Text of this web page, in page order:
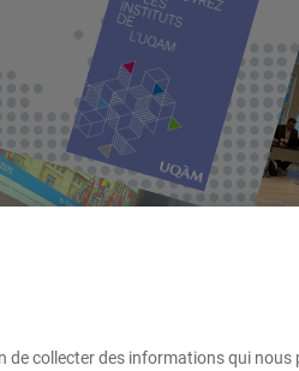
de collecter des informations qui nous